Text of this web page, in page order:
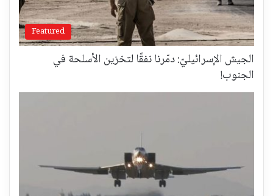
Featured
الجيش الإسرائيليّ: دمّرنا نفقًا لتخزين الأسلحة في
الجنوب!